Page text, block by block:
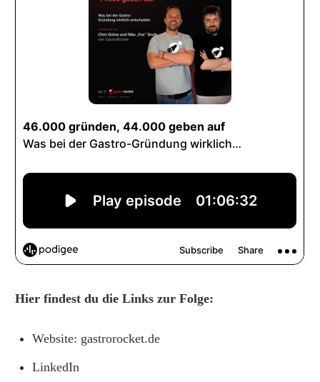
Hier findest du die Links zur Folge:
Website: gastrorocket.de
LinkedIn